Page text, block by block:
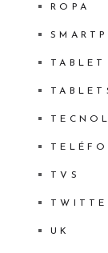
ROPA
TABLET
TVS
UK